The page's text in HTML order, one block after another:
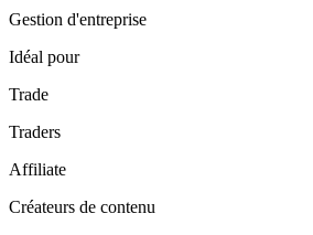
Gestion d'entreprise
Idéal pour
Trade
Traders
Affiliate
Créateurs de contenu